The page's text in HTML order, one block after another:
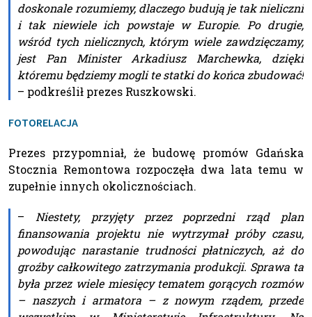
doskonale rozumiemy, dlaczego budują je tak nieliczni
i tak niewiele ich powstaje w Europie. Po drugie,
wśród tych nielicznych, którym wiele zawdzięczamy,
jest Pan Minister Arkadiusz Marchewka, dzięki
któremu będziemy mogli te statki do końca zbudować!
– podkreślił prezes Ruszkowski.
FOTORELACJA
Prezes przypomniał, że budowę promów Gdańska
Stocznia Remontowa rozpoczęła dwa lata temu w
zupełnie innych okolicznościach.
–
Niestety, przyjęty przez poprzedni rząd plan
finansowania projektu nie wytrzymał próby czasu,
powodując narastanie trudności płatniczych, aż do
groźby całkowitego zatrzymania produkcji. Sprawa ta
była przez wiele miesięcy tematem gorących rozmów
– naszych i armatora – z nowym rządem, przede